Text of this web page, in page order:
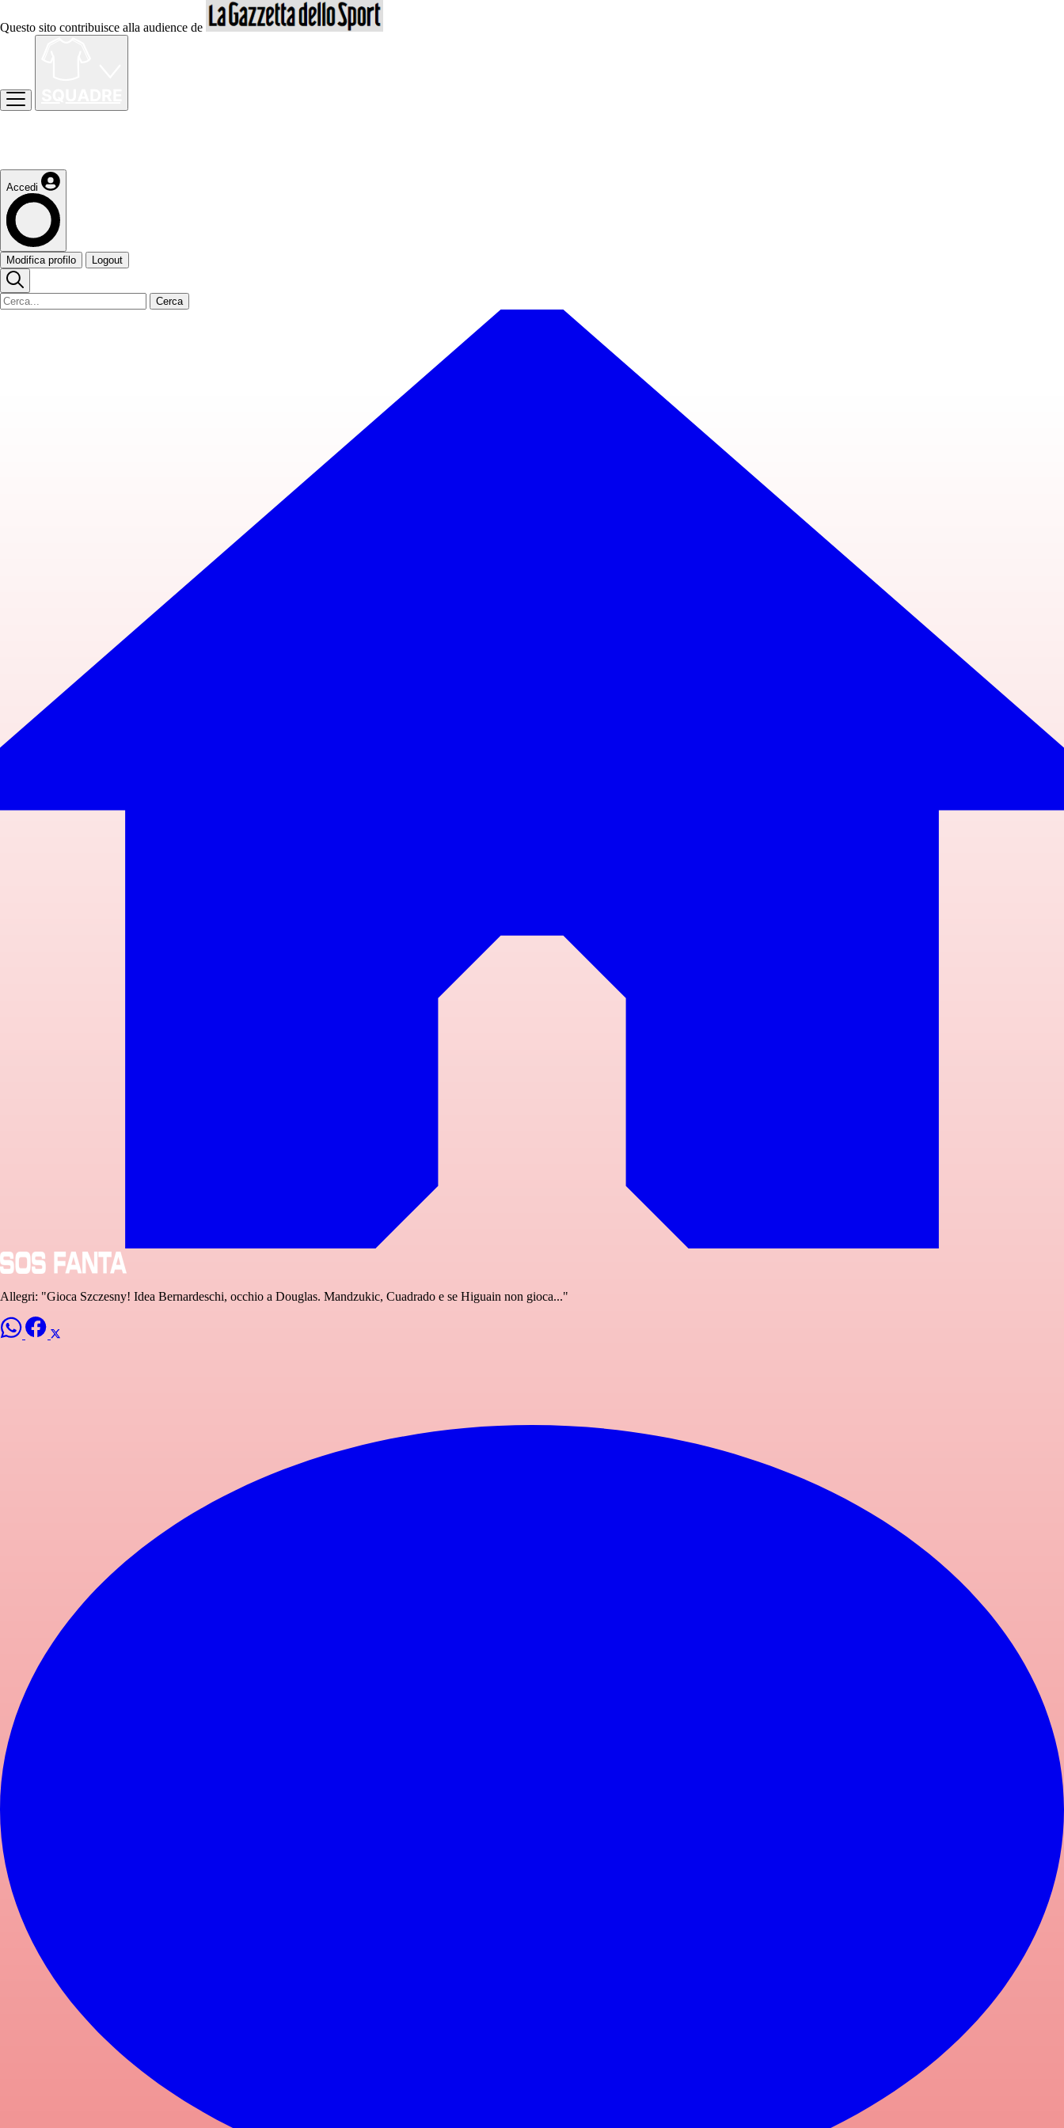
Questo sito contribuisce alla audience de
Accedi
Modifica profilo Logout
Cerca
Allegri: "Gioca Szczesny! Idea Bernardeschi, occhio a Douglas. Mandzukic, Cuadrado e se Higuain non gioca..."